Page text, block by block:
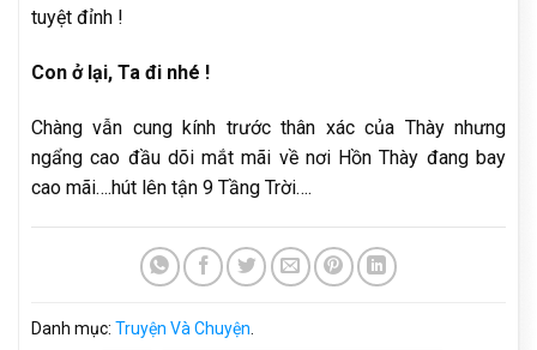
tuyệt đỉnh !
Con ở lại, Ta đi nhé !
Chàng vẫn cung kính trước thân xác của Thày nhưng
ngẩng cao đầu dõi mắt mãi về nơi Hồn Thày đang bay
cao mãi….hút lên tận 9 Tầng Trời….
Danh mục: Truyện Và Chuyện.